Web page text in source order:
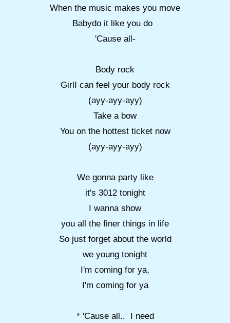
When the music makes you move
Babydo it like you do
'Cause all-
Body rock
GirlI can feel your body rock
(ayy-ayy-ayy)
Take a bow
You on the hottest ticket now
(ayy-ayy-ayy)
We gonna party like
it's 3012 tonight
I wanna show
you all the finer things in life
So just forget about the world
we young tonight
I'm coming for ya,
I'm coming for ya
* 'Cause all.. I need